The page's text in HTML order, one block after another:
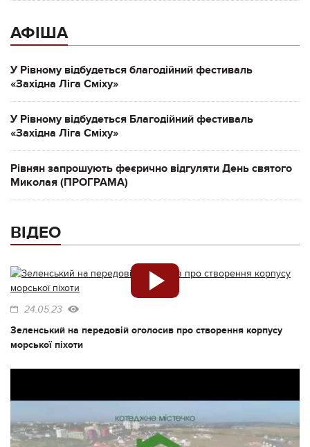
АФІША
У Рівному відбудеться благодійний фестиваль
«Західна Ліга Сміху»
У Рівному відбудеться Благодійний фестиваль
«Західна Ліга Сміху»
Рівнян запрошують феєрично відгуляти День святого
Миколая (ПРОГРАМА)
ВІДЕО
24.05.23
Зеленський на передовій оголосив про створення корпусу
морської піхоти